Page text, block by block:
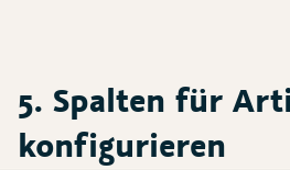
5. Spalten für
konfigurieren